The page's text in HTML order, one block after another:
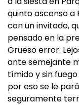
quinto ascenso a
con un invitado,
pensado en la
Grueso error.
ante semejante
tímido y sin
por eso se le
seguramente